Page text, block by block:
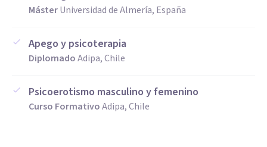
MásterUniversidad de Almería, España
Apego y psicoterapia
DiplomadoAdipa, Chile
Psicoerotismo masculino y femenino
Curso FormativoAdipa, Chile